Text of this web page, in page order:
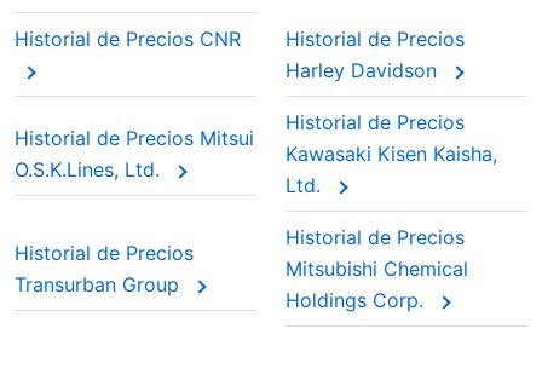
Historial de Precios CNR
Historial de Precios
Harley Davidson
Historial de Precios Mitsui
O.S.K.Lines, Ltd.
Historial de Precios
Kawasaki Kisen Kaisha,
Ltd.
Historial de Precios
Transurban Group
Historial de Precios
Mitsubishi Chemical
Holdings Corp.